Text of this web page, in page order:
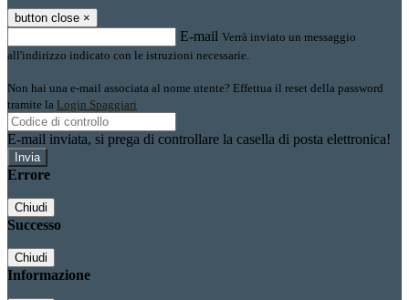
button close ×
E-mail Verrà inviato un messaggio
all'indirizzo indicato con le istruzioni necessarie.
Non hai una e-mail associata al nome utente? Effettua il reset della password
tramite la Login Spaggiari
E-mail inviata, si prega di controllare la casella di posta elettronica!
Errore
Chiudi
Successo
Chiudi
Informazione